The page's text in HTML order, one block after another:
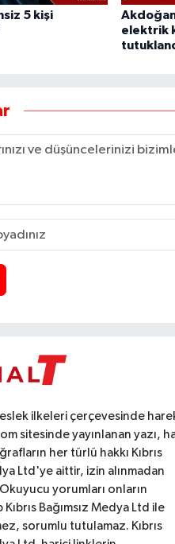
5 kişi
elektrik
ilkeleri çerçevesinde
sitesinde yayınlanan yazı,
her türlü hakkı Kıbrıs
Ltd'ye aittir, izin alınmadan
yorumları onların
Bağımsız Medya Ltd ile
sorumlu tutulamaz. Kıbrıs